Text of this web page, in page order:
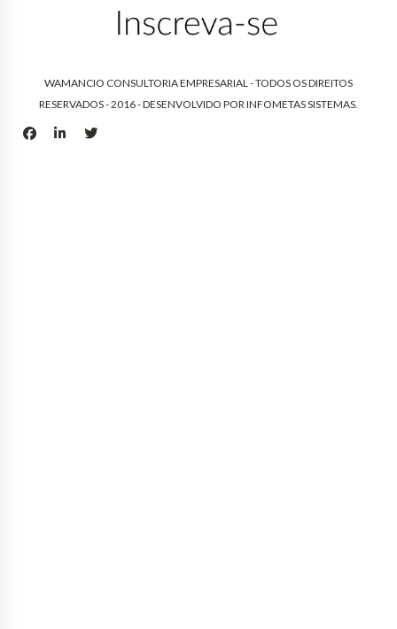
WAMANCIO CONSULTORIA EMPRESARIAL - TODOS OS DIREITOS
RESERVADOS - 2016 - DESENVOLVIDO PORINFOMETAS SISTEMAS.